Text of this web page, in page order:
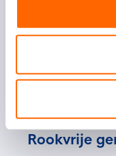
GGD’s
De GGD helpt
leven, met
Rookvrije